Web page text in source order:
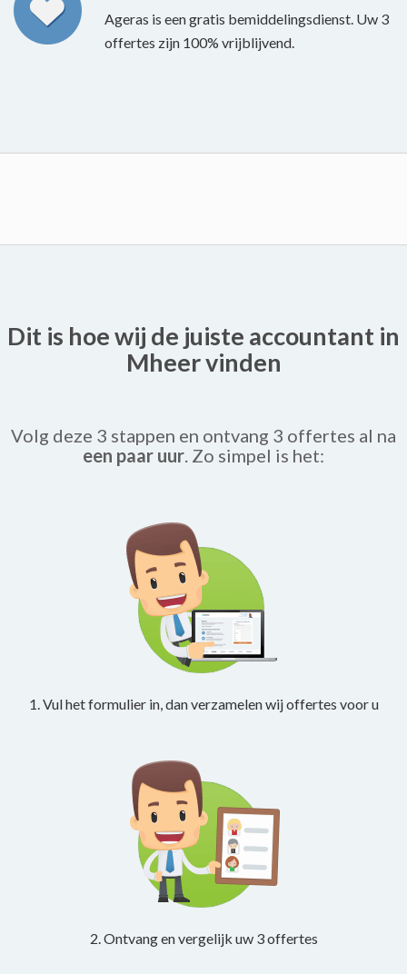
Ageras is een gratis bemiddelingsdienst. Uw 3
offertes zijn 100% vrijblijvend.
Dit is hoe wij de juiste accountant in
Mheer vinden
Volg deze 3 stappen en ontvang 3 offertes al na
een paar uur. Zo simpel is het:
1. Vul het formulier in, dan verzamelen wij offertes voor u
2. Ontvang en vergelijk uw 3 offertes